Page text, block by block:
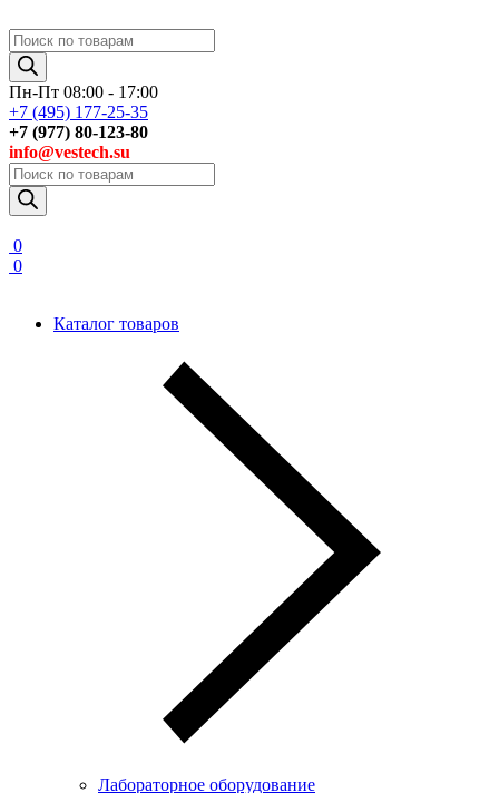
Поиск
товаров
Пн-Пт 08:00 - 17:00
+7 (495) 177-25-35
+7 (977) 80-123-80
info@vestech.su
Поиск
товаров
0
0
Каталог товаров
Лабораторное оборудование